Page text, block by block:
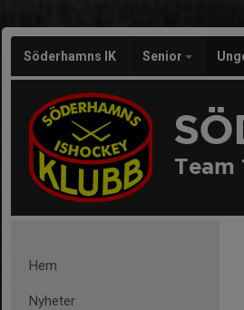
Söderhamns IK Senior
Team
Hem
Nyheter